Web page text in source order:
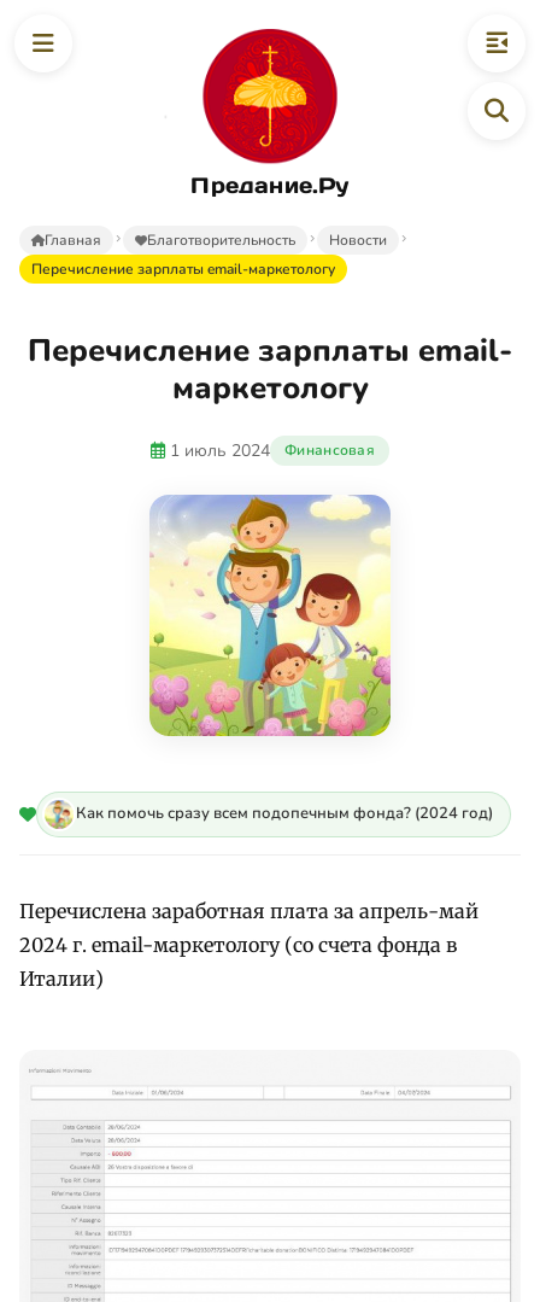
Предание.Ру
Главная Благотворительность
Новости
Перечисление зарплаты email-маркетологу
Перечисление зарплаты email-
маркетологу
1 июль 2024 Финансовая
Как помочь сразу всем подопечным фонда? (2024 год)
Перечислена заработная плата за апрель-май
2024 г. email-маркетологу (со счета фонда в
Италии)